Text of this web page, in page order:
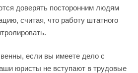
доверять посторонним людям
считая, что работу штатного
если вы имеете дело с
юристы не вступают в трудовые